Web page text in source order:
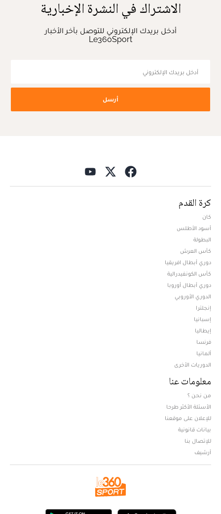
الاشتراك في النشرة الإخبارية
أدخل بريدك الإلكتروني للتوصل بآخر الأخبار
Le360Sport
أرسل
كرة القدم
كان
أسود الأطلس
البطولة
كأس العرش
دوري أبطال افريقيا
كأس الكونفيدرالية
دوري أبطال أوروبا
الدوري الأوروبي
إنجلترا
إسبانيا
إيطاليا
فرنسا
ألمانيا
الدوريات الأخرى
معلومات عنا
من نحن ؟
الأسئلة الأكثر طرحا
للإعلان على موقعنا
بيانات قانونية
للإتصال بنا
أرشيف